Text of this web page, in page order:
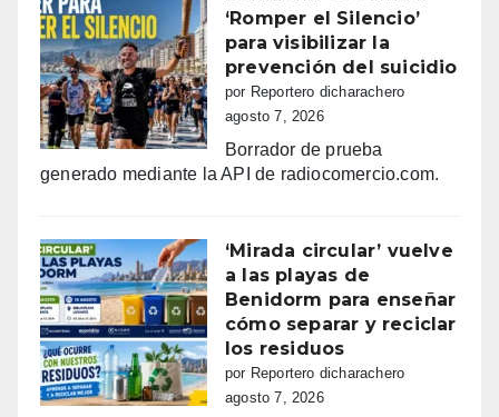
‘Romper el Silencio’
para visibilizar la
prevención del suicidio
por Reportero dicharachero
agosto 7, 2026
Borrador de prueba
generado mediante la API de radiocomercio.com.
‘Mirada circular’ vuelve
a las playas de
Benidorm para enseñar
cómo separar y reciclar
los residuos
por Reportero dicharachero
agosto 7, 2026